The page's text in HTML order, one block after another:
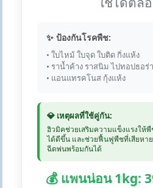
✨ ป้องกันโรคพืช:
• ใบไหม้ ใบจุด ใบติด กิ่งแห้ง
• ราน้ำค้าง ราสนิม ไปทอปธอร่า
• แอนแทรคโนส กุ้งแห้ง
💎 เหตุผลที่ใช้คู่กัน:
ฮิวมิคช่วยเสริมความแข็งแรงให้
ได้ดีขึ้น และช่วยฟื้นฟูพืชที่เสียหาย
ฉีดพ่นพร้อมกันได้
💰 แพนน่อน 1kg: